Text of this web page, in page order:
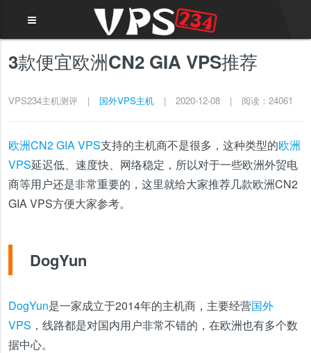
3款便宜欧洲CN2 GIA VPS推荐
VPS234主机测评 | 国外VPS主机 | 2020-12-08 | 阅读：24061
欧洲CN2 GIA VPS支持的主机商不是很多，这种类型的欧洲
VPS延迟低、速度快、网络稳定，所以对于一些欧洲外贸电
商等用户还是非常重要的，这里就给大家推荐几款欧洲CN2
GIA VPS方便大家参考。
DogYun
DogYun是一家成立于2014年的主机商，主要经营国外
VPS ，线路都是对国内用户非常不错的，在欧洲也有多个数
据中心。